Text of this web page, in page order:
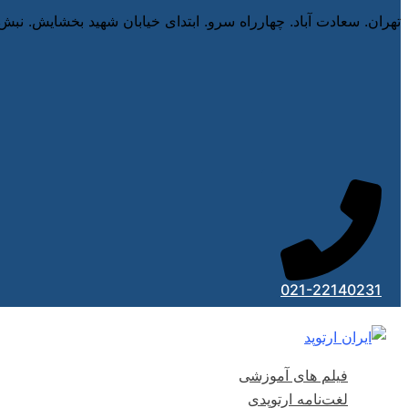
تهران. سعادت آباد. چهارراه سرو. ابتدای خیابان شهید بخشایش.
021-22140231
فیلم های آموزشی
لغت‌نامه ارتوپدی